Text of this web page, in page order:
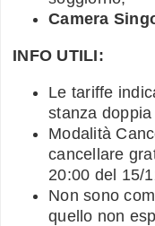
Camera
INFO UTILI:
Le tariffe
stanza
Modalità
cancellare
20:00 del 15/
Non sono
quello non